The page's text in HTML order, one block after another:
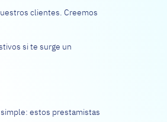
clientes. Creemos
si te surge un
estos prestamistas